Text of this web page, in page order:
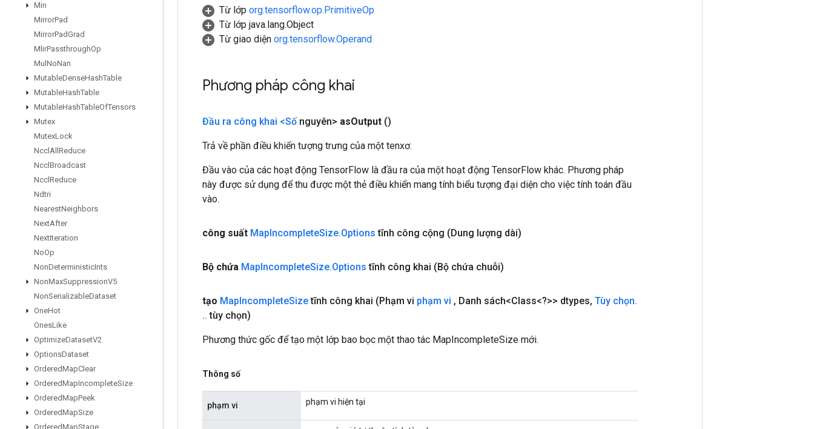
Min
MirrorPad
MirrorPadGrad
MlirPassthroughOp
Mul NoNan
MutableDenseHashTable
MutableHashTable
MutableHashTableOfTensors
Mutex
MutexLock
Nccl All Reduce
Nccl Broadcast
Nccl Reduce
Ndtri
NearestNeighbors
NextAfter
NextIteration
NoOp
NonDeterministicInts
NonMaxSuppressionV5
NonSerializableDataset
OneHot
OnesLike
OptimizeDatasetV2
OptionsDataset
OrderedMapClear
OrderedMapIncompleteSize
OrderedMapPeek
OrderedMapSize
OrderedMapStage
Từ lớp org.tensorflow.op.PrimitiveOp
Từ lớp java.lang.Object
Từ giao diện org.tensorflow.Operand
Phương pháp công khai
Đầu ra công khai <Sốnguyên> asOutput ()
Trả về phần điều khiển tượng trưng của một tenxơ.
Đầu vào của các hoạt động TensorFlow là đầu ra của một hoạt động TensorFlow khác. Phương pháp
này được sử dụng để thu được một thẻ điều khiển mang tính biểu tượng đại diện cho việc tính toán đầu
vào.
công suất MapIncompleteSize.Options tĩnh công cộng (Dung lượng dài)
Bộ chứa MapIncompleteSize.Options tĩnh công khai (Bộ chứa chuỗi)
tạo MapIncompleteSizetĩnh công khai (Phạm vi phạm vi , Danh sách<Class<?>> dtypes, Tùy chọn.
.. tùy chọn)
Phương thức gốc để tạo một lớp bao bọc một thao tác MapIncompleteSize mới.
Thông số
phạm vi phạm vi hiện tại